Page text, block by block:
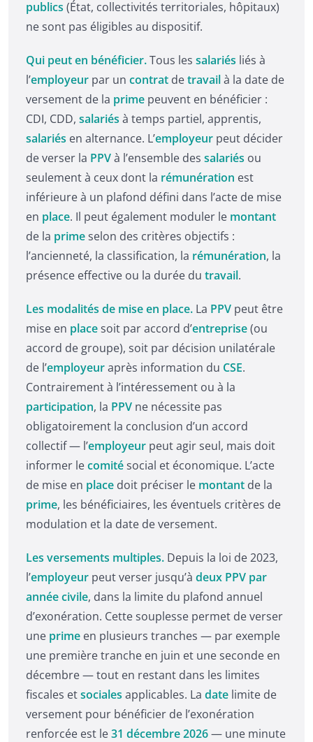
publics (État, collectivités territoriales, hôpitaux)
ne sont pas éligibles au dispositif.
Qui peut en bénéficier.Tous les salariés liés à
l’employeur par un contrat detravailà la date de
versement de la prime peuvent en bénéficier :
CDI, CDD, salariés à temps partiel, apprentis,
salariés en alternance. L’employeur peut décider
de verser la PPVà l’ensemble des salariés ou
seulement à ceux dont la rémunération est
inférieure à un plafond défini dans l’acte de mise
en place. Il peut également moduler le montant
de la primeselon des critères objectifs :
l’ancienneté, la classification, la rémunération, la
présence effective ou la durée du travail.
Les modalités de mise en place. La PPV peut être
mise en placesoit par accord d’entreprise(ou
accord de groupe), soit par décision unilatérale
de l’employeuraprès information du CSE.
Contrairement à l’intéressement ou à la
participation, la PPV ne nécessite pas
obligatoirement la conclusion d’un accord
collectif — l’employeur peut agir seul, mais doit
informer lecomitésocial et économique. L’acte
de mise en place doit préciser le montant de la
prime, les bénéficiaires, les éventuels critères de
modulation et la date de versement.
Les versements multiples. Depuis la loi de 2023,
l’employeur peut verser jusqu’à deux PPV par
année civile, dans la limite du plafond annuel
d’exonération. Cette souplesse permet de verser
une prime en plusieurs tranches — par exemple
une première tranche en juin et une seconde en
décembre — tout en restant dans les limites
fiscales etsociales applicables. La date limite de
versement pour bénéficier de l’exonération
renforcée est le31 décembre 2026— une minute